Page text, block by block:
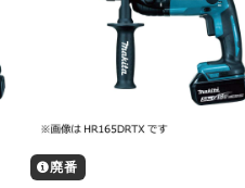
廃番